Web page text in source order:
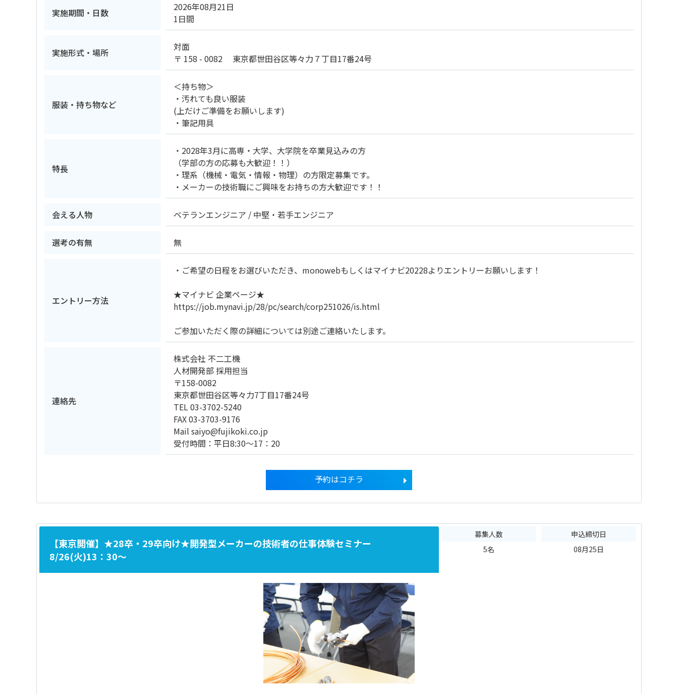
実施期間・日数
2026年08月21日
1日間
実施形式・場所
対面
〒 158 - 0082 東京都世田谷区等々力７丁目17番24号
服装・持ち物など
＜持ち物＞
・汚れても良い服装
(上だけご準備をお願いします)
・筆記用具
特長
・2028年3月に高専・大学、大学院を卒業見込みの方
（学部の方の応募も大歓迎！！）
・理系（機械・電気・情報・物理）の方限定募集です。
・メーカーの技術職にご興味をお持ちの方大歓迎です！！
会える人物 ベテランエンジニア 中堅・若手エンジニア
選考の有無 無
エントリー方法
・ご希望の日程をお選びいただき、monowebもしくはマイナビ20228よりエントリーお願いします！
★マイナビ 企業ページ★
https://job.mynavi.jp/28/pc/search/corp251026/is.html
ご参加いただく際の詳細については別途ご連絡いたします。
連絡先
株式会社 不二工機
人材開発部 採用担当
〒158-0082
東京都世田谷区等々力7丁目17番24号
TEL 03-3702-5240
FAX 03-3703-9176
Mail saiyo@fujikoki.co.jp
受付時間：平日8:30～17：20
予約はコチラ
【東京開催】★28卒・29卒向け★開発型メーカーの技術者の仕事体験セミナー
8/26(火)13：30～
募集人数
5名
申込締切日
08月25日